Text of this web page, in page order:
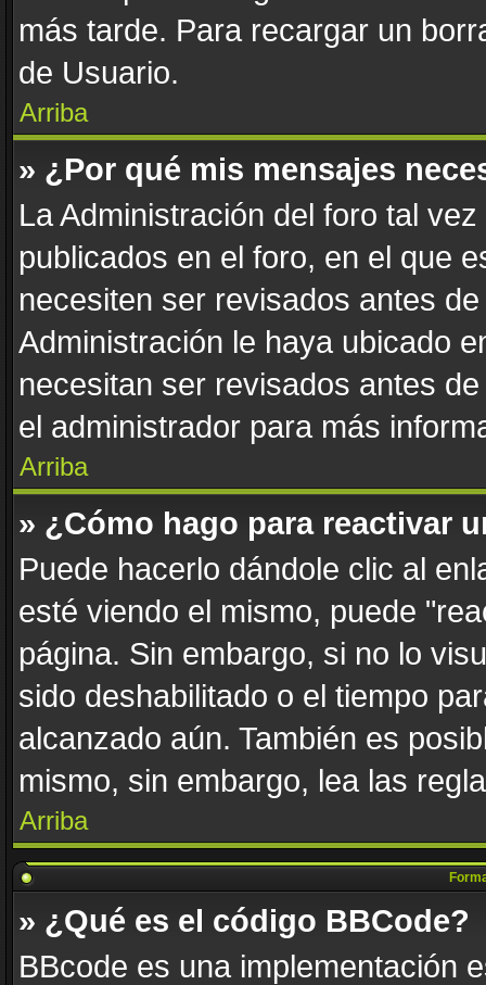
más tarde. Para recargar un
de Usuario.
Arriba
» ¿Por qué mis mensajes
La Administración del foro tal
publicados en el foro, en el que
necesiten ser revisados antes
Administración le haya ubicado
necesitan ser revisados antes
el administrador para más
Arriba
» ¿Cómo hago para reactivar
Puede hacerlo dándole clic al
esté viendo el mismo, puede
página. Sin embargo, si no lo
sido deshabilitado o el tiempo
alcanzado aún. También es
mismo, sin embargo, lea las
Arriba
» ¿Qué es el código BBCode?
BBcode es una implementación